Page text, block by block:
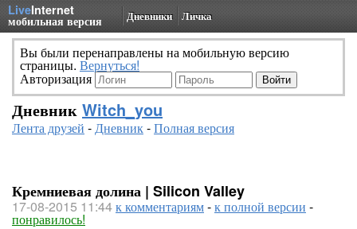
LiveInternet
мобильная версия Дневники Личка
Вы были перенаправлены на мобильную версию
страницы. Вернуться!
Авторизация
Дневник Witch_you
Лента друзей -Дневник-Полная версия
Кремниевая долина | Silicon Valley
17-08-2015 11:44к комментариям-к полной версии -
понравилось!